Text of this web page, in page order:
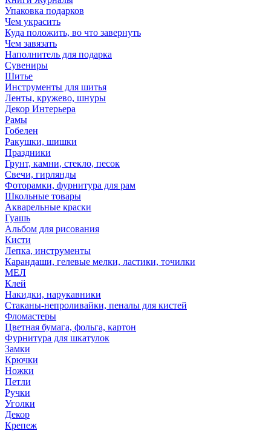
Упаковка подарков
Чем украсить
Куда положить, во что завернуть
Чем завязать
Наполнитель для подарка
Сувениры
Шитье
Инструменты для шитья
Ленты, кружево, шнуры
Декор Интерьера
Рамы
Гобелен
Ракушки, шишки
Праздники
Грунт, камни, стекло, песок
Свечи, гирлянды
Фоторамки, фурнитура для рам
Школьные товары
Акварельные краски
Гуашь
Альбом для рисования
Кисти
Лепка, инструменты
Карандаши, гелевые мелки, ластики, точилки
МЕЛ
Клей
Накидки, нарукавники
Стаканы-непроливайки, пеналы для кистей
Фломастеры
Цветная бумага, фольга, картон
Фурнитура для шкатулок
Замки
Крючки
Ножки
Петли
Ручки
Уголки
Декор
Крепеж